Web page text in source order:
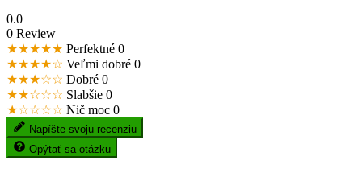
0.0
0 Review
★★★★★ Perfektné 0
★★★★☆ Veľmi dobré 0
★★★☆☆ Dobré 0
★★☆☆☆ Slabšie 0
★☆☆☆☆ Nič moc 0
Napíšte svoju recenziu
Opýtať sa otázku